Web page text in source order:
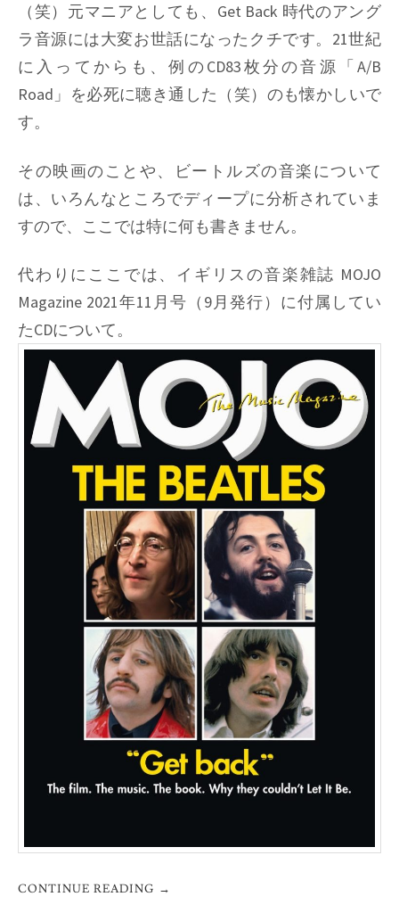
（笑）元マニアとしても、Get Back 時代のアング
ラ音源には大変お世話になったクチです。21世紀
に入ってからも、例のCD83枚分の音源「A/B
Road」を必死に聴き通した（笑）のも懐かしいで
す。
その映画のことや、ビートルズの音楽について
は、いろんなところでディープに分析されていま
すので、ここでは特に何も書きません。
代わりにここでは、イギリスの音楽雑誌 MOJO
Magazine 2021年11月号（9月発行）に付属してい
たCDについて。
CONTINUE READING →